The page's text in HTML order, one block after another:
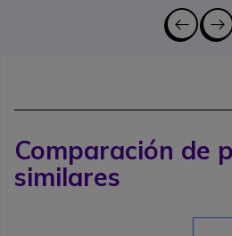
Comparación de
similares